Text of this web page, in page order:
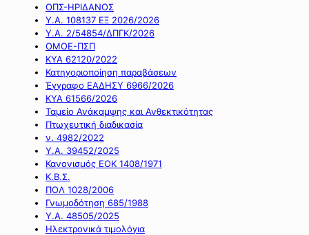
ΟΠΣ-ΗΡΙΔΑΝΟΣ
Υ.Α. 108137 ΕΞ 2026/2026
Υ.Α. 2/54854/ΔΠΓΚ/2026
ΟΜΟΕ-ΠΣΠ
ΚΥΑ 62120/2022
Κατηγοριοποίηση παραβάσεων
Έγγραφο ΕΑΔΗΣΥ 6966/2026
ΚΥΑ 61566/2026
Ταμείο Ανάκαμψης και Ανθεκτικότητας
Πτωχευτική διαδικασία
ν. 4982/2022
Υ.Α. 39452/2025
Κανονισμός ΕΟΚ 1408/1971
Κ.Β.Σ.
ΠΟΛ 1028/2006
Γνωμοδότηση 685/1988
Υ.Α. 48505/2025
Ηλεκτρονικά τιμολόγια